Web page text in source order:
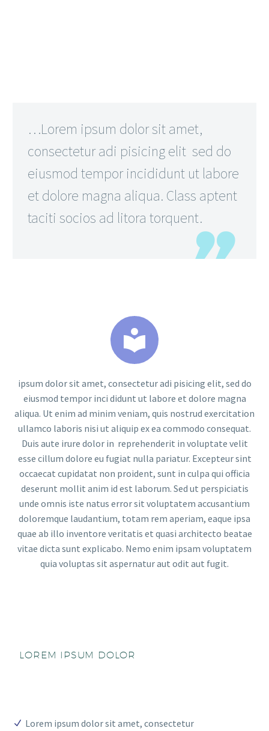
…Lorem ipsum dolor sit amet,
consectetur adi pisicing elit sed do
eiusmod tempor incididunt ut labore
et dolore magna aliqua. Class aptent
taciti socios ad litora torquent.


ipsum dolor sit amet, consectetur adi pisicing elit, sed do
eiusmod tempor inci didunt ut labore et dolore magna
aliqua. Ut enim ad minim veniam, quis nostrud exercitation
ullamco laboris nisi ut aliquip ex ea commodo consequat.
Duis aute irure dolor in reprehenderit in voluptate velit
esse cillum dolore eu fugiat nulla pariatur. Excepteur sint
occaecat cupidatat non proident, sunt in culpa qui officia
deserunt mollit anim id est laborum. Sed ut perspiciatis
unde omnis iste natus error sit voluptatem accusantium
doloremque laudantium, totam rem aperiam, eaque ipsa
quae ab illo inventore veritatis et quasi architecto beatae
vitae dicta sunt explicabo. Nemo enim ipsam voluptatem
quia voluptas sit aspernatur aut odit aut fugit.
LOREM IPSUM DOLOR
Lorem ipsum dolor sit amet, consectetur